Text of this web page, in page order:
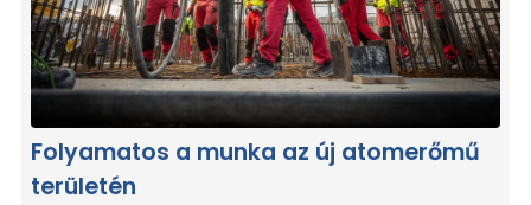
Folyamatos a munka az új atomerőmű
területén